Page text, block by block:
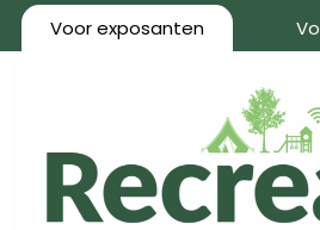
Voor exposanten